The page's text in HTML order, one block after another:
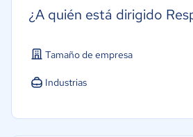
¿A quién está dirigido
Tamaño de empresa
Micro: 1 a 9 trabajadores
Industrias